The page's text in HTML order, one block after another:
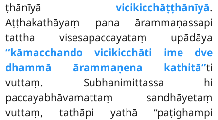
ṭhānīyā vicikicchāṭṭhānīyā.
Aṭṭhakathāyaṃ pana ārammaṇassapi
tattha visesapaccayataṃ upādāya
‘‘kāmacchando vicikicchāti ime dve
dhammā ārammaṇena kathitā’’ti
vuttaṃ. Subhanimittassa hi
paccayabhāvamattaṃ sandhāyetaṃ
vuttaṃ, tathāpi yathā ‘‘paṭighampi